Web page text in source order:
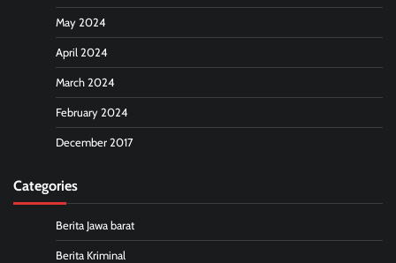
May 2024
April 2024
March 2024
February 2024
December 2017
Categories
Berita Jawa barat
Berita Kriminal